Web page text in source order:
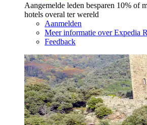
Aangemelde leden besparen 10% of
hotels overal ter wereld
Aanmelden
Meer informatie over Expedia
Feedback